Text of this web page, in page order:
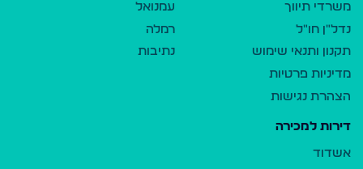
משרדי תיווך
נדל"ן חו"ל
תקנון ותנאי שימוש
מדיניות פרטיות
הצהרת נגישות
עמנואל
רמלה
נתיבות
דירות למכירה
אשדוד